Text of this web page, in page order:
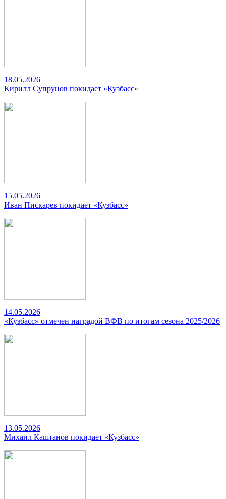
18.05.2026
Кирилл Супрунов покидает «Кузбасс»
15.05.2026
Иван Пискарев покидает «Кузбасс»
14.05.2026
«Кузбасс» отмечен наградой ВФВ по итогам сезона 2025/2026
13.05.2026
Михаил Каштанов покидает «Кузбасс»